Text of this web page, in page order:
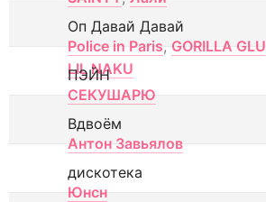
Оп Давай Давай
Police in Paris, GORILLA GLU
LIL NAKU
ПЭЙН
СЕКУШАРЮ
Вдвоём
Антон Завьялов
дискотека
Юнсн